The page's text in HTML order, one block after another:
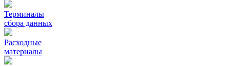
Терминалы
сбора данных
Расходные
материалы